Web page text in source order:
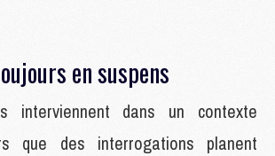
en suspens
interviennent dans un contexte
que des interrogations planent